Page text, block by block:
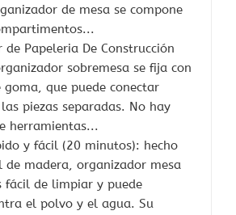
de mesa se compone
de Papeleria De Construcción
sobremesa se fija con
goma, que puede conectar
piezas separadas. No hay
herramientas...
y fácil (20 minutos): hecho
madera, organizador mesa
fácil de limpiar y puede
el polvo y el agua. Su